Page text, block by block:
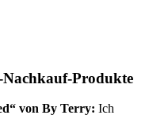
Nachkauf-Produkte
von By Terry: Ich